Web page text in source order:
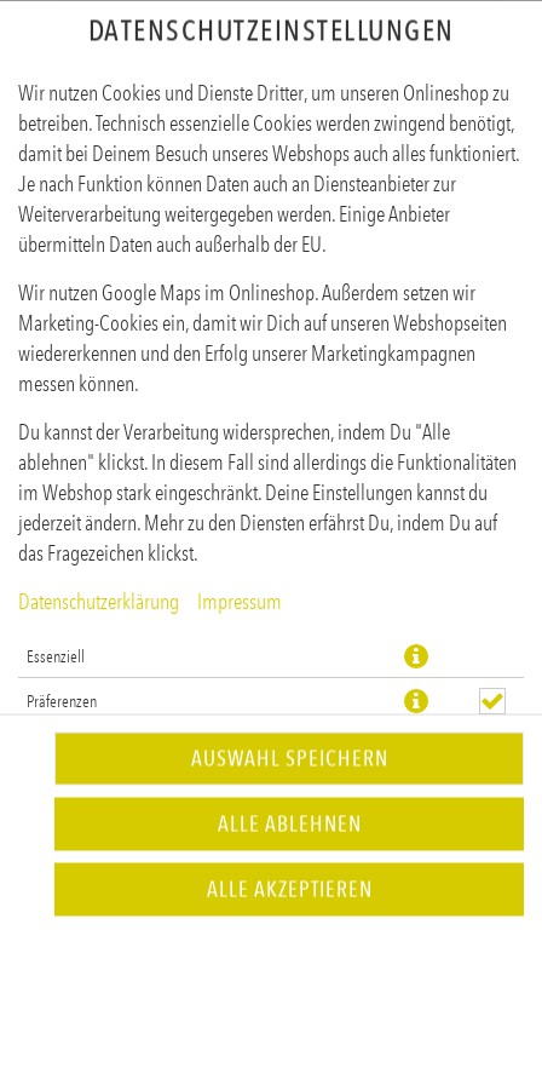
DATENSCHUTZEINSTELLUNGEN
Wir nutzen Cookies und Dienste Dritter, um unseren Onlineshop zu
betreiben. Technisch essenzielle Cookies werden zwingend benötigt,
damit bei Deinem Besuch unseres Webshops auch alles funktioniert.
Je nach Funktion können Daten auch an Diensteanbieter zur
Weiterverarbeitung weitergegeben werden. Einige Anbieter
übermitteln Daten auch außerhalb der EU.
Wir nutzen Google Maps im Onlineshop. Außerdem setzen wir
Marketing-Cookies ein, damit wir Dich auf unseren Webshopseiten
wiedererkennen und den Erfolg unserer Marketingkampagnen
messen können.
Du kannst der Verarbeitung widersprechen, indem Du "Alle
ablehnen" klickst. In diesem Fall sind allerdings die Funktionalitäten
im Webshop stark eingeschränkt. Deine Einstellungen kannst du
jederzeit ändern. Mehr zu den Diensten erfährst Du, indem Du auf
das Fragezeichen klickst.
Datenschutzerklärung
Impressum
Essenziell
Präferenzen
AUSWAHL SPEICHERN
ALLE ABLEHNEN
ALLE AKZEPTIEREN
CAESARSOSSE
Produktinfos
Vegetarisch
JETZT BESTELLEN